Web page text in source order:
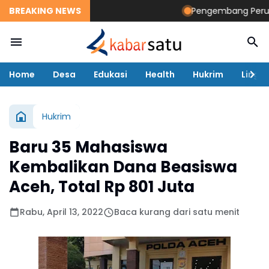
BREAKING NEWS Pengembang
Home Desa Edukasi Health Hukrim
Hukrim
Baru 35 Mahasiswa
Kembalikan Dana Beasiswa
Aceh, Total Rp 801 Juta
Rabu, April 13, 2022 Baca kurang dari satu menit